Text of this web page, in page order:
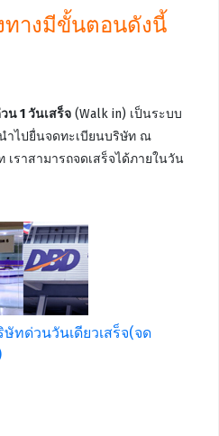
ทางมีขั้นตอนดังนี้
น 1 วันเสร็จ (Walk in) เป็นระบบ
ำไปยื่นจดทะเบียนบริษัท ณ
ราสามารถจดเสร็จได้ภายในวัน
ทด่วนวันเดียวเสร็จ(จด